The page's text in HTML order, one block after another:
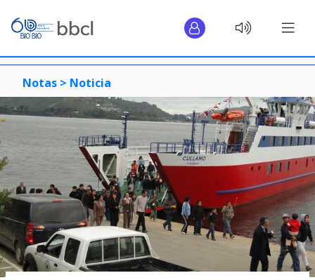
Notas > Noticia